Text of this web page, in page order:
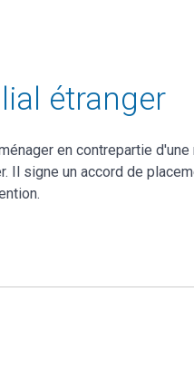
étranger
en contrepartie d'une
signe un accord de